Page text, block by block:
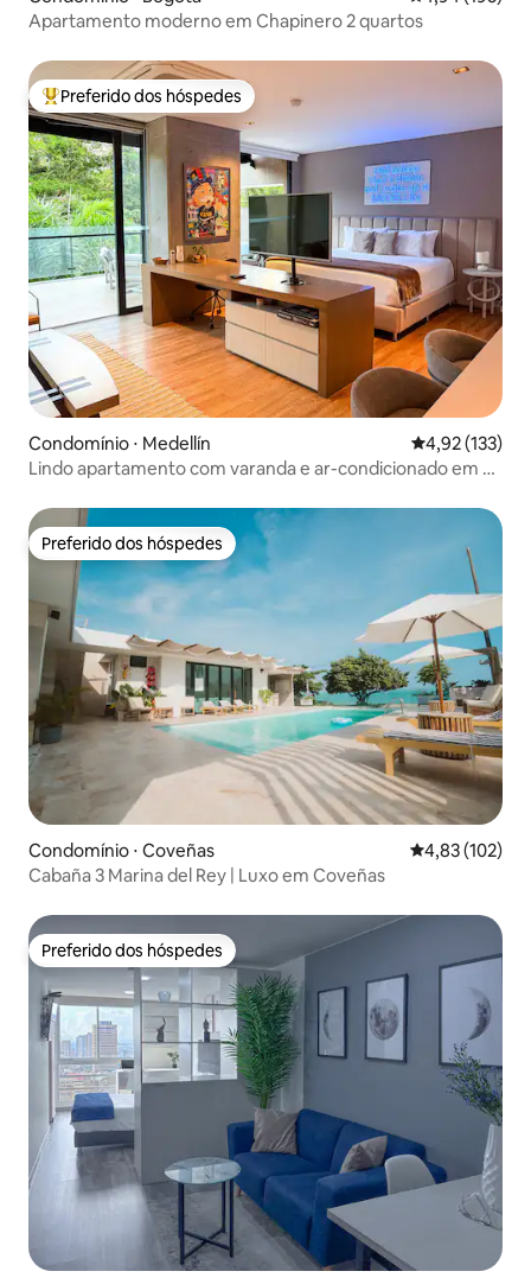
Apartamento moderno em Chapinero 2 quartos
Entre os melhores preferidos dos hóspedes
Preferido dos hóspedes
Condomínio ⋅ Medellín 4,92 de uma
4,92 (133)
Lindo apartamento com varanda e ar-condicionado em El
Preferido dos hóspedes
Preferido dos hóspedes
Condomínio ⋅ Coveñas 4,83 de uma
4,83 (102)
Cabaña 3 Marina del Rey | Luxo em Coveñas
Preferido dos hóspedes
Preferido dos hóspedes